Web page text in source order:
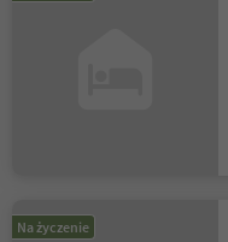
Na życzenie